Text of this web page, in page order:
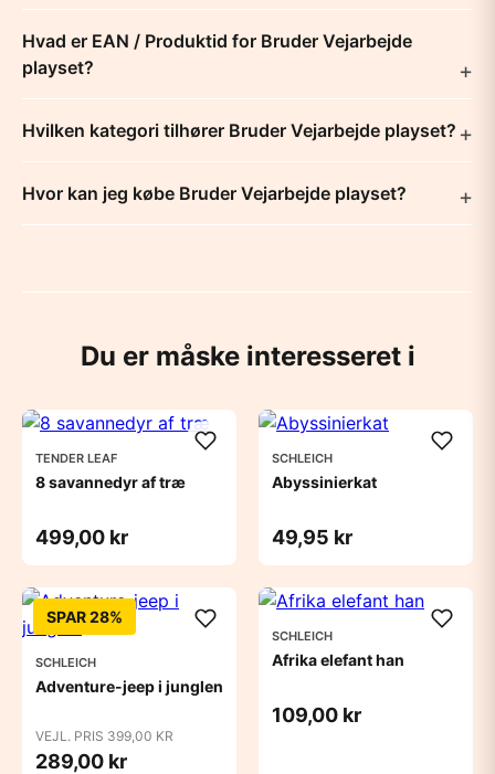
Hvad er EAN / Produktid for Bruder Vejarbejde
playset?
Hvilken kategori tilhører Bruder Vejarbejde playset?
Hvor kan jeg købe Bruder Vejarbejde playset?
Du er måske interesseret i
TENDER LEAF
8 savannedyr af træ
499,00 kr
SCHLEICH
Abyssinierkat
49,95 kr
SPAR 28%
SCHLEICH
Adventure-jeep i junglen
VEJL. PRIS 399,00 KR
289,00 kr
SCHLEICH
Afrika elefant han
109,00 kr